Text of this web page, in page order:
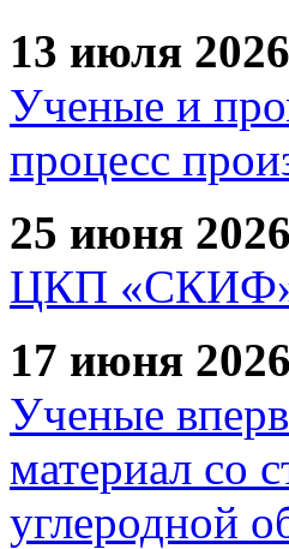
13 июля 2026
Ученые и
процесс
25 июня 2026
ЦКП «СКИФ»:
17 июня 2026
Ученые
материал со
углеродной